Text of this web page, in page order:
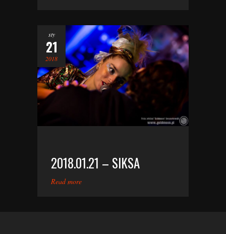
sty
21
2018
2018.01.21 – SIKSA
Read more